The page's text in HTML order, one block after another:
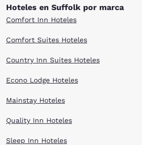
Hoteles en Suffolk por marca
Comfort Inn Hoteles
Comfort Suites Hoteles
Country Inn Suites Hoteles
Econo Lodge Hoteles
Mainstay Hoteles
Quality Inn Hoteles
Sleep Inn Hoteles